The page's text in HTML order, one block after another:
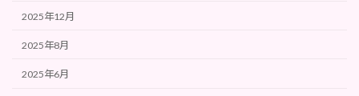
2025年12月
2025年8月
2025年6月